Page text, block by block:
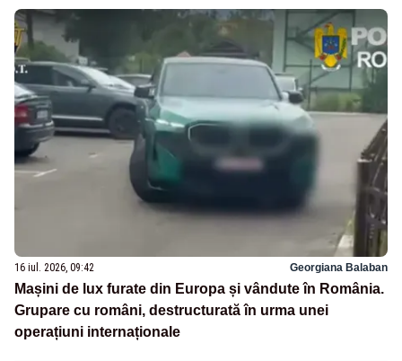
16 iul. 2026, 09:42 Georgiana Balaban
Mașini de lux furate din Europa și vândute în România.
Grupare cu români, destructurată în urma unei
operațiuni internaționale